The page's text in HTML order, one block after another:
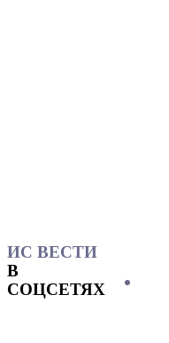
ИС ВЕСТИ
В
СОЦСЕТЯХ